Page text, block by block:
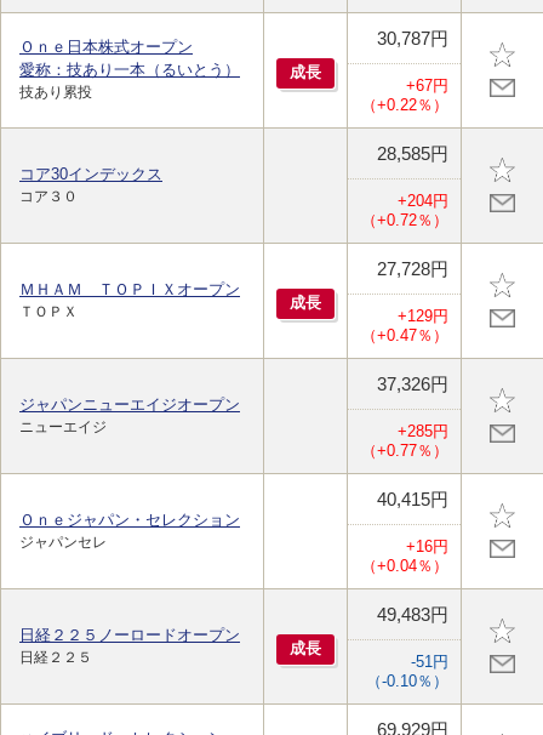
Ｏｎｅ日本株式オープン
愛称：技あり一本（るいとう）
技あり累投
成長
30,787円
+67円
（+0.22％）
コア30インデックス
コア３０
28,585円
+204円
（+0.72％）
ＭＨＡＭ ＴＯＰＩＸオープン
ＴＯＰＸ 成長
27,728円
+129円
（+0.47％）
ジャパンニューエイジオープン
ニューエイジ
37,326円
+285円
（+0.77％）
Ｏｎｅジャパン・セレクション
ジャパンセレ
40,415円
+16円
（+0.04％）
日経２２５ノーロードオープン
日経２２５ 成長
49,483円
-51円
（-0.10％）
69,929円